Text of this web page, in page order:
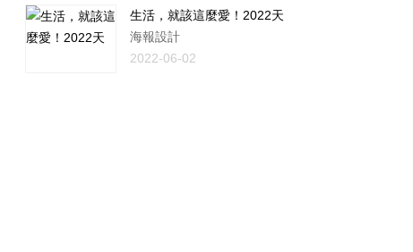
生活，就該這麼愛！2022天
海報設計
2022-06-02